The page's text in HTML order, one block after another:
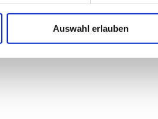
Auswahl erlauben